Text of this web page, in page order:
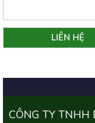
CÔNG TY TNHH